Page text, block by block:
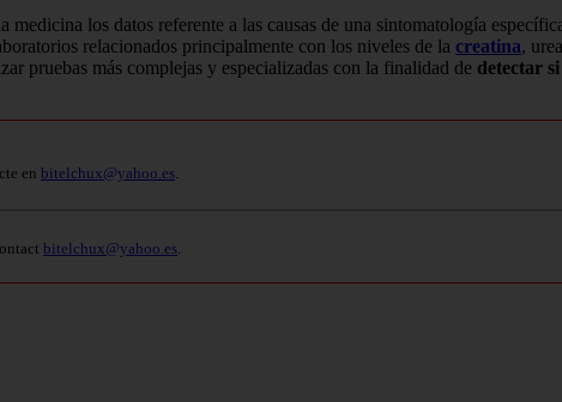
medicina los datos referente a las causas de una sintomatología
relacionados principalmente con los niveles de la creatina,
pruebas más complejas y especializadas con la finalidad de detectar
en bitelchux@yahoo.es
bitelchux@yahoo.es